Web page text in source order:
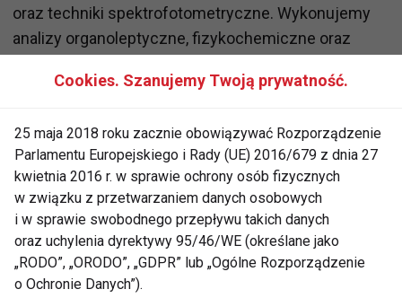
oraz techniki spektrofotometryczne. Wykonujemy
analizy organoleptyczne, fizykochemiczne oraz
instalacji pomieszczeń produkcyjnych oraz
wytwarzania naszych produktów – mówi Karolina
Łapsa, kierowniczka działu laboratorium i kontroli
jakości w onesano, producencie naturalnych
suplementów diety.
Etykieta suplementu powinna uwzględniać
określenie „suplement diety”, nazwę kategorii
Cookies. Szanujemy Twoją prywatność.
25 maja 2018 roku zacznie obowiązywać Rozporządzenie
Parlamentu Europejskiego i Rady (UE) 2016/679 z dnia 27
kwietnia 2016 r. w sprawie ochrony osób fizycznych
w związku z przetwarzaniem danych osobowych
i w sprawie swobodnego przepływu takich danych
oraz uchylenia dyrektywy 95/46/WE (określane jako
„RODO”, „ORODO”, „GDPR” lub „Ogólne Rozporządzenie
o Ochronie Danych”).